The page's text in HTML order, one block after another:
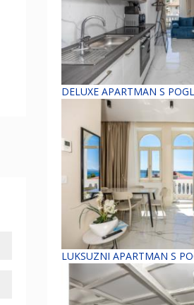
DELUXE APARTMAN S
LUKSUZNI APARTMAN S